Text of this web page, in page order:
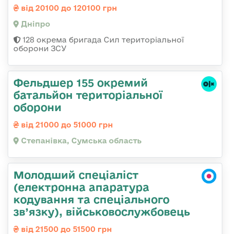
від 20100 до 120100 грн
Дніпро
128 окрема бригада Сил територіальної
оборони ЗСУ
Фельдшер 155 окремий
батальйон територіальної
оборони
від 21000 до 51000 грн
Степанівка, Сумська область
Молодший спеціаліст
(електронна апаратура
кодування та спеціального
зв’язку), військовослужбовець
від 21500 до 51500 грн